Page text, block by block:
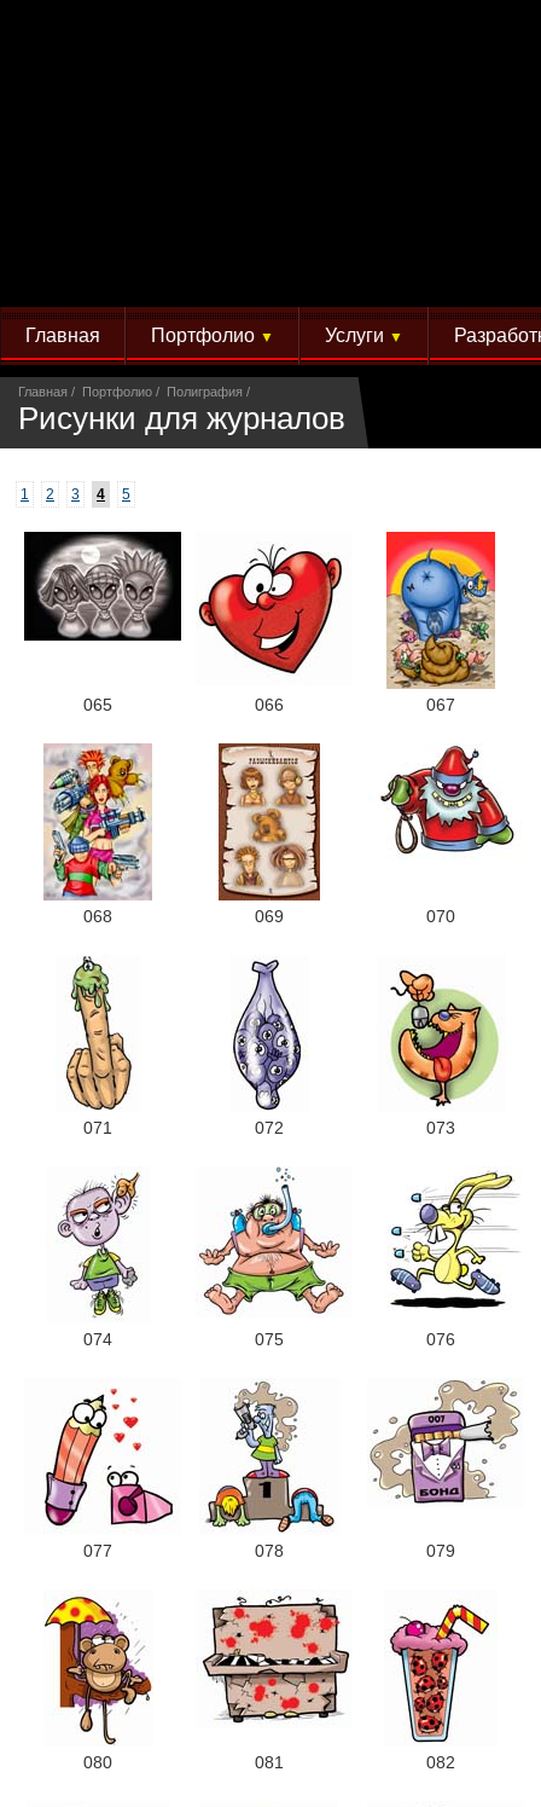
Главная Портфолио ▼ Услуги ▼
Главная Портфолио Полиграфия
Рисунки для журналов
1 2 3 4 5
065 066 067
068 069 070
071 072 073
074 075 076
077 078 079
080 081 082